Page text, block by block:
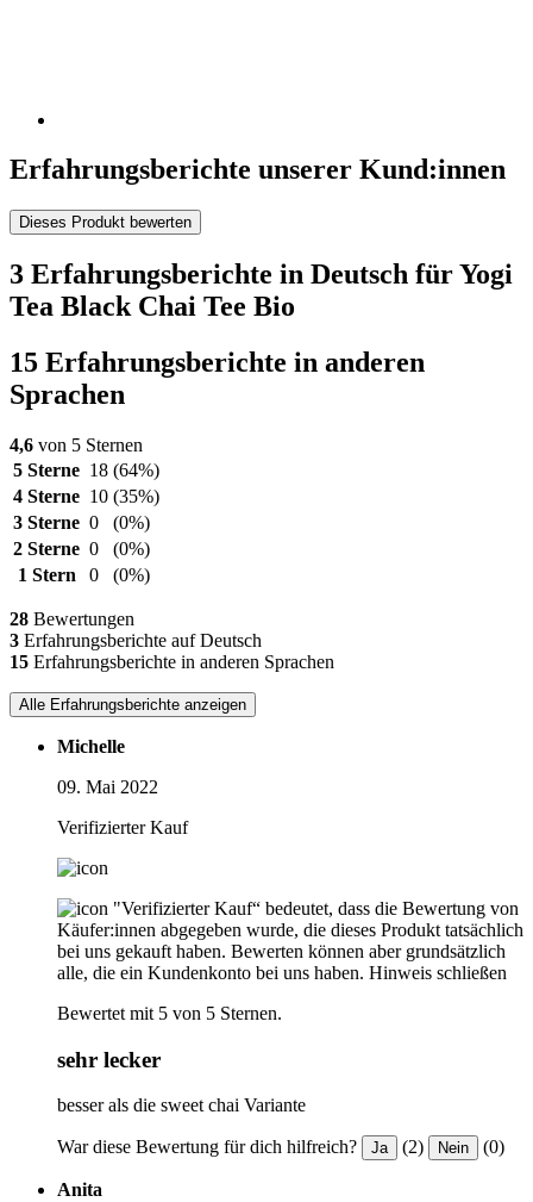
Erfahrungsberichte unserer Kund:innen
Dieses Produkt bewerten
3 Erfahrungsberichte in Deutsch für Yogi
Tea Black Chai Tee Bio
15 Erfahrungsberichte in anderen
Sprachen
4,6 von 5 Sternen
5 Sterne 18 (64%)
4 Sterne 10 (35%)
3 Sterne 0
(0%)
2 Sterne 0
(0%)
1 Stern
0 (0%)
28 Bewertungen
3 Erfahrungsberichte auf Deutsch
15 Erfahrungsberichte in anderen Sprachen
Alle Erfahrungsberichte anzeigen
Michelle
09. Mai 2022
Verifizierter Kauf
"Verifizierter Kauf“ bedeutet, dass die Bewertung von
Käufer:innen abgegeben wurde, die dieses Produkt tatsächlich
bei uns gekauft haben. Bewerten können aber grundsätzlich
alle, die ein Kundenkonto bei uns haben. Hinweis schließen
Bewertet mit 5 von 5 Sternen.
sehr lecker
besser als die sweet chai Variante
War diese Bewertung für dich hilfreich? Ja (2) Nein (0)
Anita